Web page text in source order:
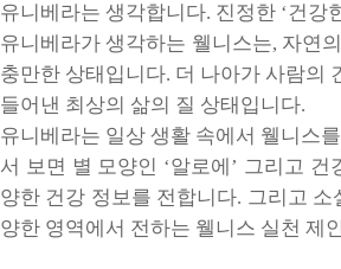
유니베라는 생각합니다. 진정한 ‘건강
유니베라가 생각하는 웰니스는, 자연
충만한 상태입니다. 더 나아가 사람의
들어낸 최상의 삶의 질 상태입니다.
유니베라는 일상 생활 속에서 웰니스
서 보면 별 모양인 ‘알로에’ 그리고
양한 건강 정보를 전합니다. 그리고
양한 영역에서 전하는 웰니스 실천 제